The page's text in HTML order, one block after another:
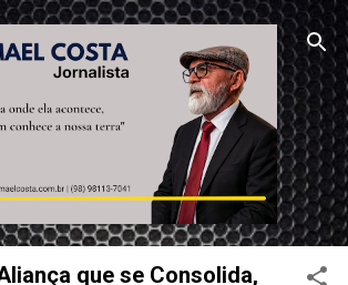
o conteúdo principal
que se Consolida,